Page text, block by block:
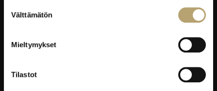
valinta
Välttämätön
Mieltymykset
Tilastot
Työelämässä oppiminen
EduKo koulutus- ja yrityspalvelut Oy